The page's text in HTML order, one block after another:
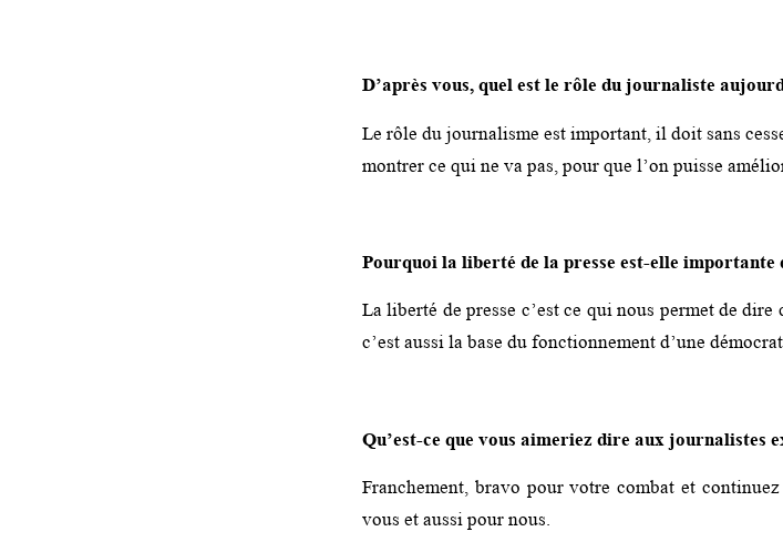
D’après vous, quel est le rôle du journaliste
Le rôle du journalisme est important, il doit sans
montrer ce qui ne va pas, pour que l’on puisse
Pourquoi la liberté de la presse est-elle importante
La liberté de presse c’est ce qui nous permet de
c’est aussi la base du fonctionnement d’une
Qu’est-ce que vous aimeriez dire aux journalistes
Franchement, bravo pour votre combat et
vous et aussi pour nous.